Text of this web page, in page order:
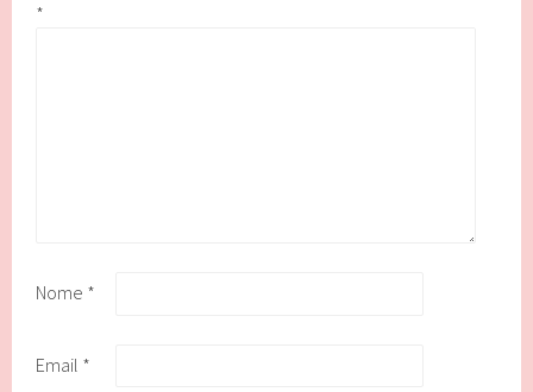
*
Nome *
Email *